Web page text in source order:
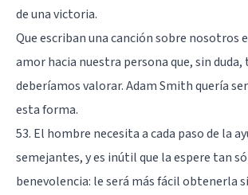
de una victoria.
Que escriban una canción sobre nosotros
amor hacia nuestra persona que, sin duda,
deberíamos valorar. Adam Smith quería
esta forma.
53. El hombre necesita a cada paso de la
semejantes, y es inútil que la espere tan
benevolencia: le será más fácil obtenerla